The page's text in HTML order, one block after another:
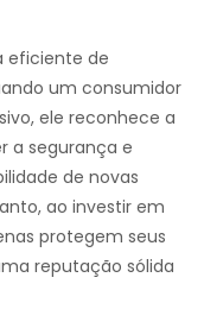
eficiente de
um consumidor
ele reconhece a
a segurança e
de novas
ao investir em
protegem seus
reputação sólida